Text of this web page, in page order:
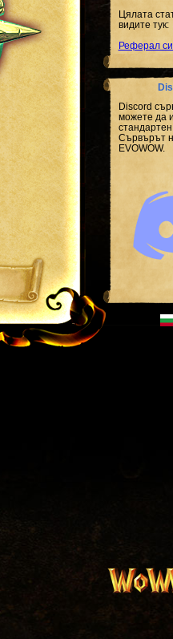
Цялата
видите тук:
Реферал
Discord
можете да
стандартен
Сървърът
EVOWOW.